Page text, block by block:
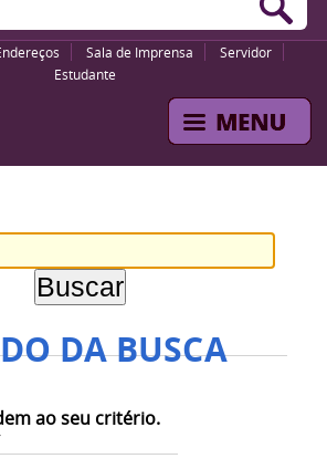
Sala de Imprensa
Servidor
Estudante
DA BUSCA
ao seu critério.